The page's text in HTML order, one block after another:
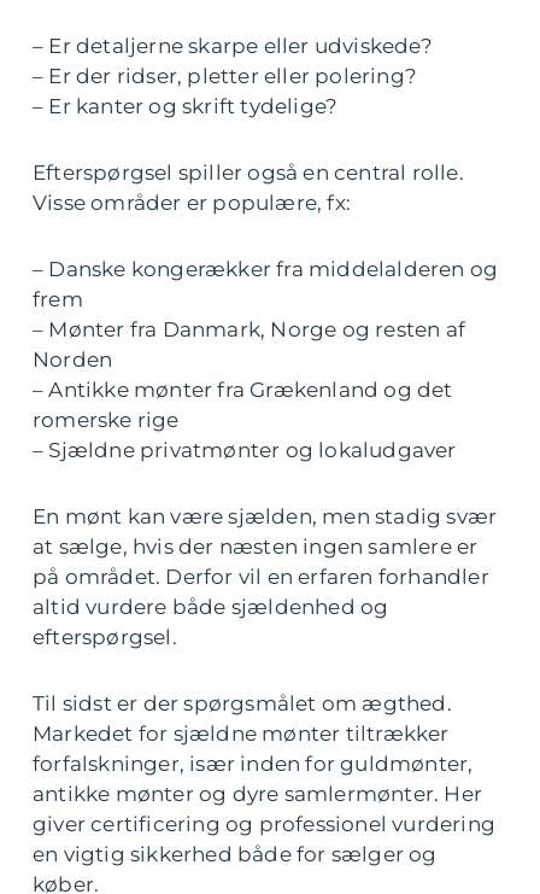
– Er detaljerne skarpe eller udviskede?
– Er der ridser, pletter eller polering?
– Er kanter og skrift tydelige?
Efterspørgsel spiller også en central rolle.
Visse områder er populære, fx:
– Danske kongerækker fra middelalderen og
frem
– Mønter fra Danmark, Norge og resten af
Norden
– Antikke mønter fra Grækenland og det
romerske rige
– Sjældne privatmønter og lokaludgaver
En mønt kan være sjælden, men stadig svær
at sælge, hvis der næsten ingen samlere er
på området. Derfor vil en erfaren forhandler
altid vurdere både sjældenhed og
efterspørgsel.
Til sidst er der spørgsmålet om ægthed.
Markedet for sjældne mønter tiltrækker
forfalskninger, især inden for guldmønter,
antikke mønter og dyre samlermønter. Her
giver certificering og professionel vurdering
en vigtig sikkerhed både for sælger og
køber.